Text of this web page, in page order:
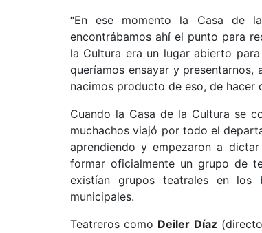
“En ese momento la Casa de
encontrábamos ahí el punto para
la Cultura era un lugar abierto
queríamos ensayar y
nacimos producto de eso, de hacer
Cuando la Casa de la Cultura se
muchachos viajó por todo el
aprendiendo y empezaron a
formar oficialmente un grupo de
existían grupos teatrales en los
municipales.
Teatreros como Deiler Díaz